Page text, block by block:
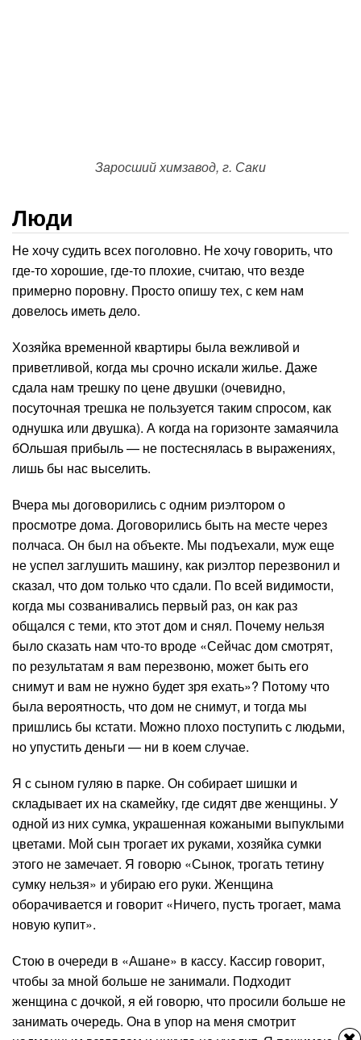
Заросший химзавод, г. Саки
Люди
Не хочу судить всех поголовно. Не хочу говорить, что
где-то хорошие, где-то плохие, считаю, что везде
примерно поровну. Просто опишу тех, с кем нам
довелось иметь дело.
Хозяйка временной квартиры была вежливой и
приветливой, когда мы срочно искали жилье. Даже
сдала нам трешку по цене двушки (очевидно,
посуточная трешка не пользуется таким спросом, как
однушка или двушка). А когда на горизонте замаячила
бОльшая прибыль — не постеснялась в выражениях,
лишь бы нас выселить.
Вчера мы договорились с одним риэлтором о
просмотре дома. Договорились быть на месте через
полчаса. Он был на объекте. Мы подъехали, муж еще
не успел заглушить машину, как риэлтор перезвонил и
сказал, что дом только что сдали. По всей видимости,
когда мы созванивались первый раз, он как раз
общался с теми, кто этот дом и снял. Почему нельзя
было сказать нам что-то вроде «Сейчас дом смотрят,
по результатам я вам перезвоню, может быть его
снимут и вам не нужно будет зря ехать»? Потому что
была вероятность, что дом не снимут, и тогда мы
пришлись бы кстати. Можно плохо поступить с людьми,
но упустить деньги — ни в коем случае.
Я с сыном гуляю в парке. Он собирает шишки и
складывает их на скамейку, где сидят две женщины. У
одной из них сумка, украшенная кожаными выпуклыми
цветами. Мой сын трогает их руками, хозяйка сумки
этого не замечает. Я говорю «Сынок, трогать тетину
сумку нельзя» и убираю его руки. Женщина
оборачивается и говорит «Ничего, пусть трогает, мама
новую купит».
Стою в очереди в «Ашане» в кассу. Кассир говорит,
чтобы за мной больше не занимали. Подходит
женщина с дочкой, я ей говорю, что просили больше не
занимать очередь. Она в упор на меня смотрит